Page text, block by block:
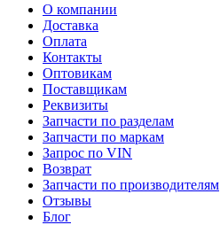
О компании
Доставка
Оплата
Контакты
Оптовикам
Поставщикам
Реквизиты
Запчасти по разделам
Запчасти по маркам
Запрос по VIN
Возврат
Запчасти по производителям
Отзывы
Блог